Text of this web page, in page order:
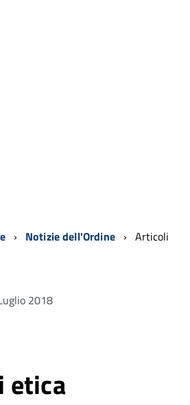
Notizie dell'Ordine Articoli
2018
etica